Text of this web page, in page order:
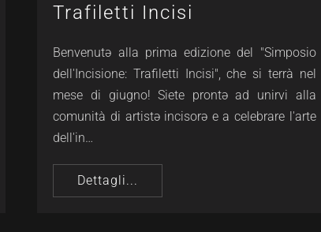
Trafiletti Incisi
Benvenutə alla prima edizione del "Simposio
dell'Incisione: Trafiletti Incisi", che si terrà nel
mese di giugno! Siete prontə ad unirvi alla
comunità di artistə incisorə e a celebrare l'arte
dell'in…
Dettagli...